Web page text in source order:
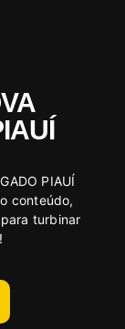
PIAUÍ
conteúdo,
turbinar